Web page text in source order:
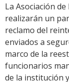
La Asociación
realizarán un
reclamo del
enviados a
marco de la
funcionarios
de la institución